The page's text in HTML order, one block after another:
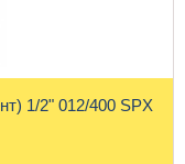
Коронка алмазная (кольцевой сегмент) 1/2" 012/400 SPX